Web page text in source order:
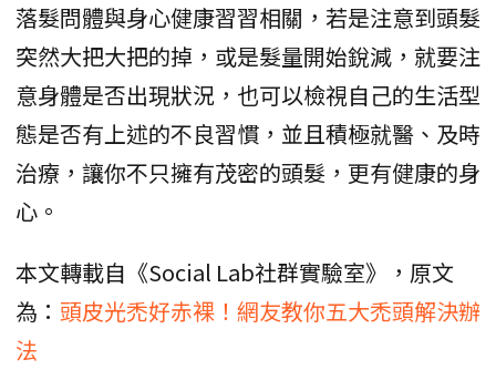
落髮問體與身心健康習習相關，若是注意到頭髮
突然大把大把的掉，或是髮量開始銳減，就要注
意身體是否出現狀況，也可以檢視自己的生活型
態是否有上述的不良習慣，並且積極就醫、及時
治療，讓你不只擁有茂密的頭髮，更有健康的身
心。
本文轉載自《Social Lab社群實驗室》，原文
為： 頭皮光禿好赤裸！網友教你五大禿頭解決辦
法